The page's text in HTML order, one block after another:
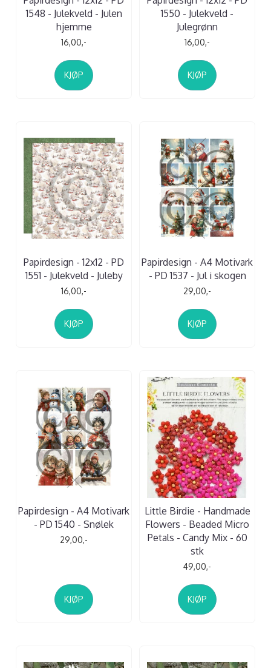
1548 - Julekveld - Julen
hjemme
16,00,-
KJØP
1550 - Julekveld -
Julegrønn
16,00,-
KJØP
Papirdesign - 12x12 - PD
1551 - Julekveld - Juleby
16,00,-
KJØP
Papirdesign - A4 Motivark
- PD 1537 - Jul i skogen
29,00,-
KJØP
Papirdesign - A4 Motivark
- PD 1540 - Snølek
29,00,-
KJØP
Little Birdie - Handmade
Flowers - Beaded Micro
Petals - Candy Mix - 60
stk
49,00,-
KJØP